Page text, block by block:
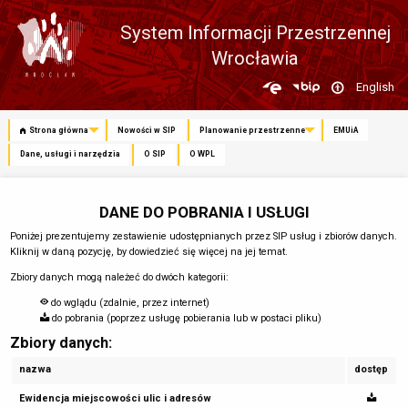
System Informacji Przestrzennej
Wrocławia
Zmień
język
English
Strona główna Nowości w SIP Planowanie przestrzenne EMUiA
Dane, usługi i narzędzia O SIP O WPL
DANE DO POBRANIA I USŁUGI
Poniżej prezentujemy zestawienie udostępnianych przez SIP usług i zbiorów danych.
Kliknij w daną pozycję, by dowiedzieć się więcej na jej temat.
Zbiory danych mogą należeć do dwóch kategorii:
do wglądu (zdalnie, przez internet)
do pobrania (poprzez usługę pobierania lub w postaci pliku)
Zbiory danych:
nazwa dostęp
Ewidencja miejscowości ulic i adresów